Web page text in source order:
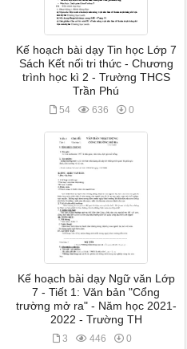
Kế hoạch bài dạy Tin học Lớp 7
Sách Kết nối tri thức - Chương
trình học kì 2 - Trường THCS
Trần Phú
54 636 0
Kế hoạch bài dạy Ngữ văn Lớp
7 - Tiết 1: Văn bản "Cổng
trường mở ra" - Năm học 2021-
2022 - Trường TH
3 446 0